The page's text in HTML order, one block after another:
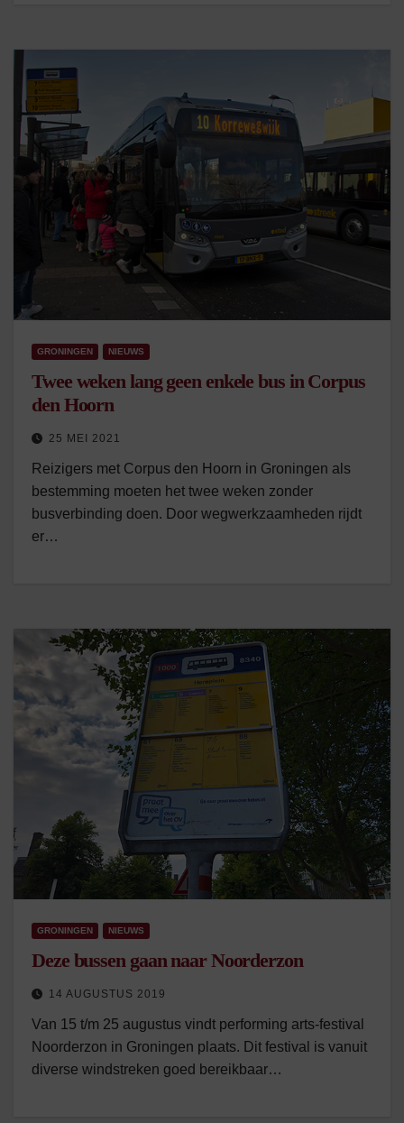
GRONINGEN NIEUWS
Twee weken lang geen enkele bus in Corpus
den Hoorn
25 MEI 2021
Reizigers met Corpus den Hoorn in Groningen als
bestemming moeten het twee weken zonder
busverbinding doen. Door wegwerkzaamheden rijdt
er…
GRONINGEN NIEUWS
Deze bussen gaan naar Noorderzon
14 AUGUSTUS 2019
Van 15 t/m 25 augustus vindt performing arts-festival
Noorderzon in Groningen plaats. Dit festival is vanuit
diverse windstreken goed bereikbaar…